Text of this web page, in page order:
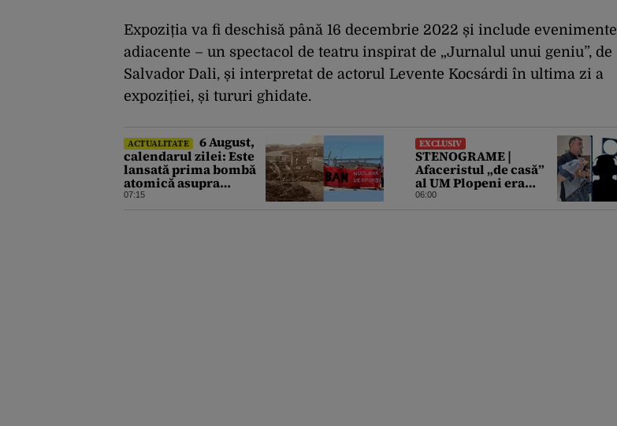
Expoziția va fi deschisă până 16 decembrie 2022 și include evenimente
adiacente – un spectacol de teatru inspirat de „Jurnalul unui geniu”, de
Salvador Dali, și interpretat de actorul Levente Kocsárdi în ultima zi a
expoziției, și tururi ghidate.
ACTUALITATE
6 August,
calendarul zilei: Este
lansată prima bombă
atomică asupra
orașului Hiroshima.
07:15
EXCLUSIV
STENOGRAME |
Afaceristul „de casă”
al UM Plopeni era
alintat „Generalul” de
06:00